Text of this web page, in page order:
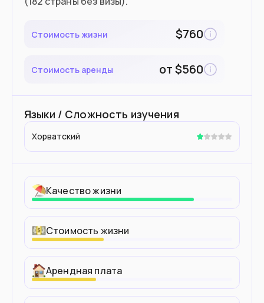
Стоимость жизни $760
Стоимость аренды от$560
Языки / Сложность изучения
Хорватский
Качество жизни
Стоимость жизни
Арендная плата